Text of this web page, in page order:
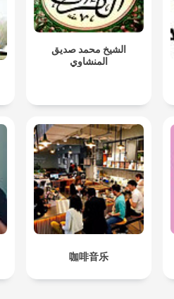
الشيخ محمد صديق
المنشاوي
咖啡音乐